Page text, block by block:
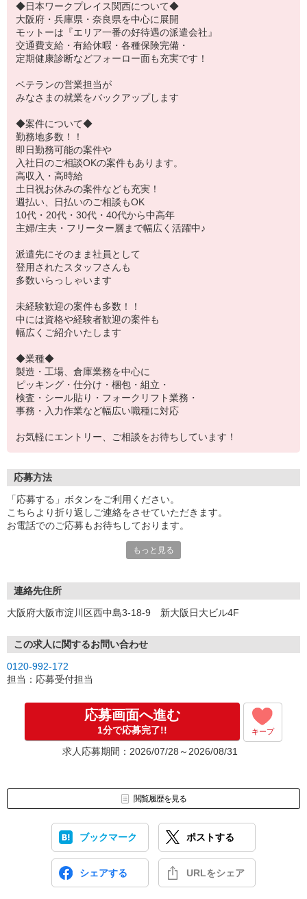
◆日本ワークプレイス関西について◆
大阪府・兵庫県・奈良県を中心に展開
モットーは『エリア一番の好待遇の派遣会社』
交通費支給・有給休暇・各種保険完備・
定期健康診断などフォーロー面も充実です！
ベテランの営業担当が
みなさまの就業をバックアップします
◆案件について◆
勤務地多数！！
即日勤務可能の案件や
入社日のご相談OKの案件もあります。
高収入・高時給
土日祝お休みの案件なども充実！
週払い、日払いのご相談もOK
10代・20代・30代・40代から中高年
主婦/主夫・フリーター層まで幅広く活躍中♪
派遣先にそのまま社員として
登用されたスタッフさんも
多数いらっしゃいます
未経験歓迎の案件も多数！！
中には資格や経験者歓迎の案件も
幅広くご紹介いたします
◆業種◆
製造・工場、倉庫業務を中心に
ピッキング・仕分け・梱包・組立・
検査・シール貼り・フォークリフト業務・
事務・入力作業など幅広い職種に対応
お気軽にエントリー、ご相談をお待ちしています！
応募方法
「応募する」ボタンをご利用ください。
こちらより折り返しご連絡をさせていただきます。
お電話でのご応募もお待ちしております。
※現地での面談対応も可能です。もっと見る
連絡先住所
大阪府大阪市淀川区西中島3-18-9 新大阪日大ビル4F
この求人に関するお問い合わせ
0120-992-172
担当：応募受付担当
応募画面へ進む
1分で応募完了!! キープ
求人応募期間：2026/07/28～2026/08/31
閲覧履歴を見る
ブックマーク ポストする
シェアする URLをシェア